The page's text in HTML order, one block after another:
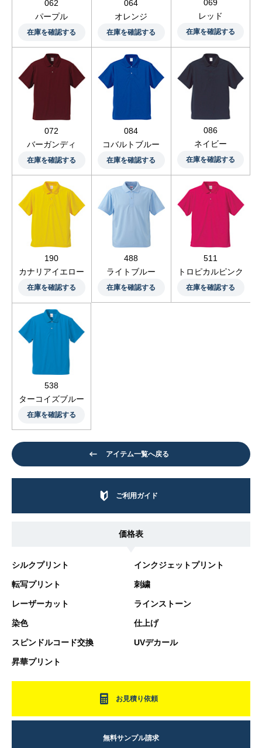
ご利用ガイド
価格表
シルクプリント インクジェットプリント
転写プリント 刺繍
レーザーカット ラインストーン
染色 仕上げ
スピンドルコード交換 UVデカール
昇華プリント
お見積り依頼
無料サンプル請求
062
パープル
在庫を確認する
064
オレンジ
在庫を確認する
069
レッド
在庫を確認する
072
バーガンディ
在庫を確認する
084
コバルトブルー
在庫を確認する
086
ネイビー
在庫を確認する
190
カナリアイエロー
在庫を確認する
488
ライトブルー
在庫を確認する
511
トロピカルピンク
在庫を確認する
538
ターコイズブルー
在庫を確認する
アイテム一覧へ戻る